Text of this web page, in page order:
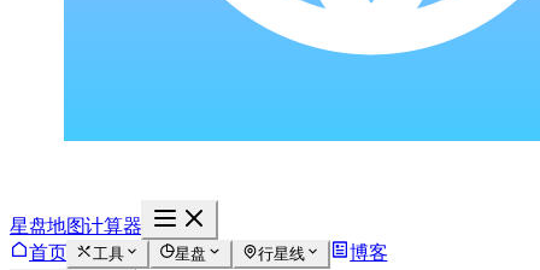
星盘地图计算器
首页
工具 星盘 行星线 博客